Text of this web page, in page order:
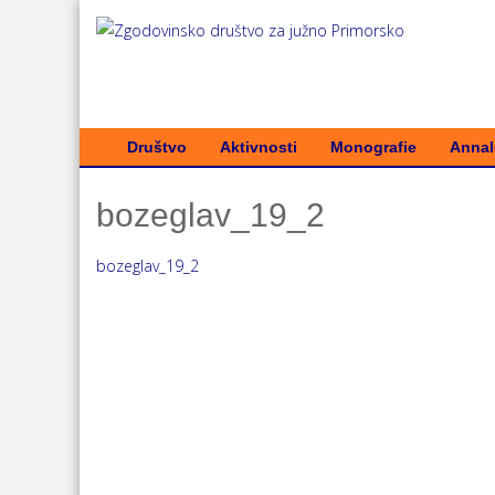
Društvo Aktivnosti Monografie
bozeglav_19_2
bozeglav_19_2